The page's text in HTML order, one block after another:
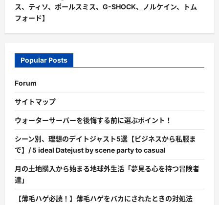
ス、ティソ、ポールスミス、G-SHOCK、ノルケイン、トム
フォード】
Popular Posts
Forum
サイトマップ
ウォーターサーバーを後悔する前に選ぶポイント！
シーン別、理想のデイトジャスト5選【ビジネスから私服ま
で】/ 5 ideal Datejust by scene party to casual
月の土地購入から始まる地球外生活「夢見る心を持つ冒険者
達」
【薄毛ハゲ必読！】薄毛ハゲをバカにされたときの対処法